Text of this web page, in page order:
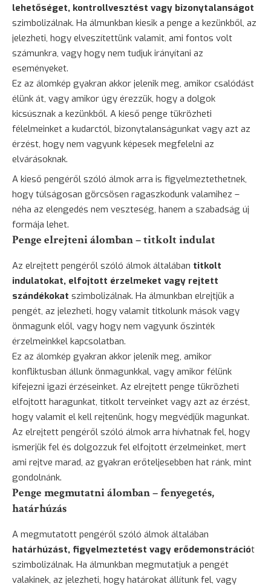
lehetőséget, kontrollvesztést vagy bizonytalanságot
szimbolizálnak. Ha álmunkban kiesik a penge a kezünkből, az
jelezheti, hogy elveszítettünk valamit, ami fontos volt
számunkra, vagy hogy nem tudjuk irányítani az
eseményeket.
Ez az álomkép gyakran akkor jelenik meg, amikor csalódást
élünk át, vagy amikor úgy érezzük, hogy a dolgok
kicsúsznak a kezünkből. A kieső penge tükrözheti
félelmeinket a kudarctól, bizonytalanságunkat vagy azt az
érzést, hogy nem vagyunk képesek megfelelni az
elvárásoknak.
A kieső pengéről szóló álmok arra is figyelmeztethetnek,
hogy túlságosan görcsösen ragaszkodunk valamihez –
néha az elengedés nem veszteség, hanem a szabadság új
formája lehet.
Penge elrejteni álomban – titkolt indulat
Az elrejtett pengéről szóló álmok általában titkolt
indulatokat, elfojtott érzelmeket vagy rejtett
szándékokat szimbolizálnak. Ha álmunkban elrejtjük a
pengét, az jelezheti, hogy valamit titkolunk mások vagy
önmagunk elől, vagy hogy nem vagyunk őszinték
érzelmeinkkel kapcsolatban.
Ez az álomkép gyakran akkor jelenik meg, amikor
konfliktusban állunk önmagunkkal, vagy amikor félünk
kifejezni igazi érzéseinket. Az elrejtett penge tükrözheti
elfojtott haragunkat, titkolt terveinket vagy azt az érzést,
hogy valamit el kell rejtenünk, hogy megvédjük magunkat.
Az elrejtett pengéről szóló álmok arra hívhatnak fel, hogy
ismerjük fel és dolgozzuk fel elfojtott érzelmeinket, mert
ami rejtve marad, az gyakran erőteljesebben hat ránk, mint
gondolnánk.
Penge megmutatni álomban – fenyegetés,
határhúzás
A megmutatott pengéről szóló álmok általában
határhúzást, figyelmeztetést vagy erődemonstrációt
szimbolizálnak. Ha álmunkban megmutatjuk a pengét
valakinek, az jelezheti, hogy határokat állítunk fel, vagy